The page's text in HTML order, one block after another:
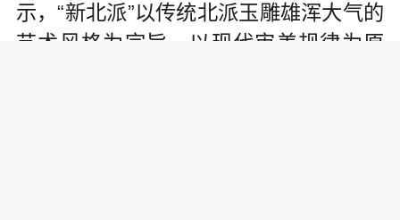
示，“新北派”以传统北派玉雕雄浑大气的
艺术风格为宗旨，以现代审美规律为原